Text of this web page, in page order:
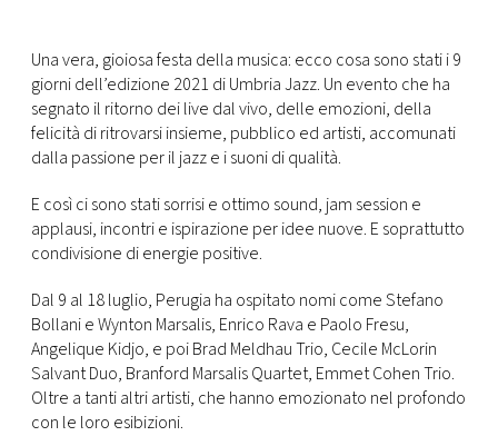
Una vera, gioiosa festa della musica: ecco cosa sono stati i 9
giorni dell’edizione 2021 di Umbria Jazz. Un evento che ha
segnato il ritorno dei live dal vivo, delle emozioni, della
felicità di ritrovarsi insieme, pubblico ed artisti, accomunati
dalla passione per il jazz e i suoni di qualità.
E così ci sono stati sorrisi e ottimo sound, jam session e
applausi, incontri e ispirazione per idee nuove. E soprattutto
condivisione di energie positive.
Dal 9 al 18 luglio, Perugia ha ospitato nomi come Stefano
Bollani e Wynton Marsalis, Enrico Rava e Paolo Fresu,
Angelique Kidjo, e poi Brad Meldhau Trio, Cecile McLorin
Salvant Duo, Branford Marsalis Quartet, Emmet Cohen Trio.
Oltre a tanti altri artisti, che hanno emozionato nel profondo
con le loro esibizioni.